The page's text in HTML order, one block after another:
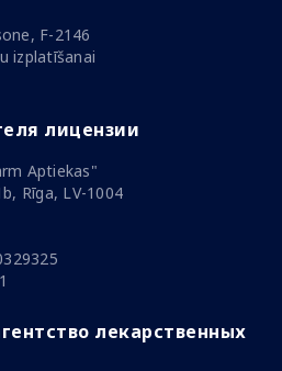
F-2146
izplatīšanai
лицензии
Aptiekas"
Rīga, LV-1004
лекарственных